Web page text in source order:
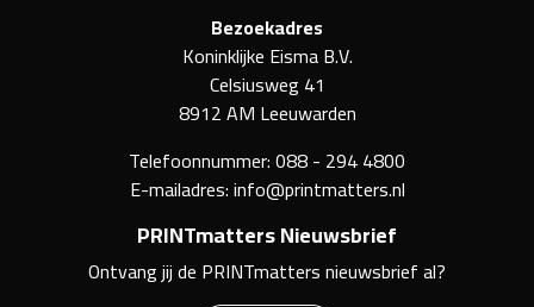
Bezoekadres
Koninklijke Eisma B.V.
Celsiusweg 41
8912 AM Leeuwarden
Telefoonnummer:088 - 294 4800
E-mailadres:info@printmatters.nl
PRINTmatters Nieuwsbrief
Ontvang jij de PRINTmatters nieuwsbrief al?